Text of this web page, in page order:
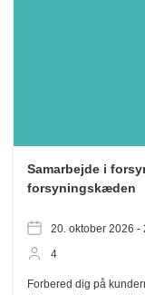
Samarbejde i
forsyningskæden
20. oktober 2026 -
4
Forbered dig på